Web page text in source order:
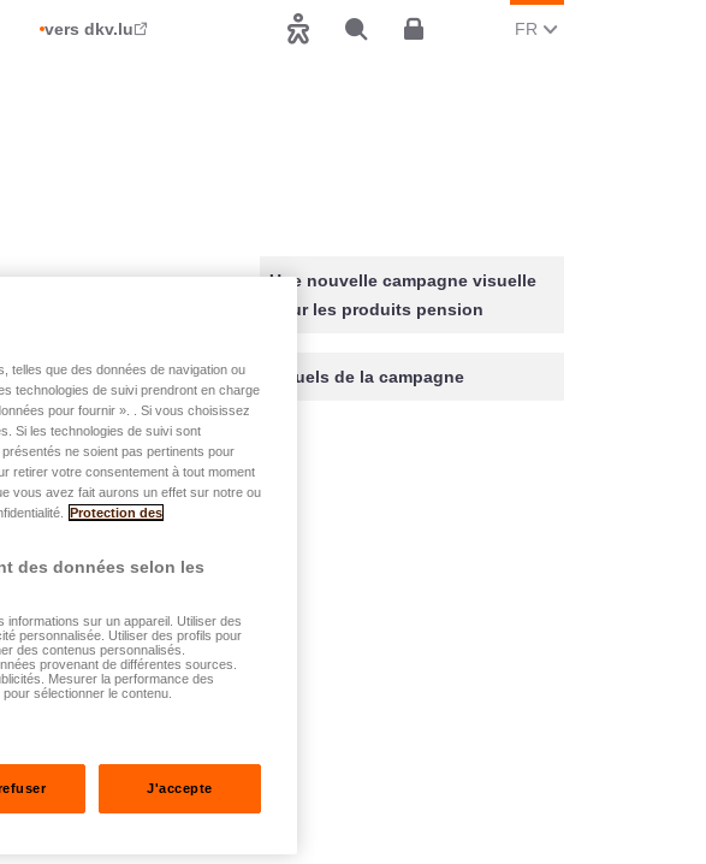
vers dkv.lu
Rechercher
Accessibilité Espace client
CHANGER LA
FR (FRANCAIS)
Une nouvelle campagne visuelle
pour les produits pension
Visuels de la campagne
nouvelle
à des défis
de la
que le
telles que des données de navigation ou
technologies de suivi prendront en charge
pour fournir ». . Si vous choisissez
Si les technologies de suivi sont
ne soient pas pertinents pour
retirer votre consentement à tout moment
vous avez fait aurons un effet sur notre ou
Protection des
des données selon les
sur un appareil. Utiliser des
personnalisée. Utiliser des profils pour
des contenus personnalisés.
provenant de différentes sources.
Mesurer la performance des
sélectionner le contenu.
J'accepte